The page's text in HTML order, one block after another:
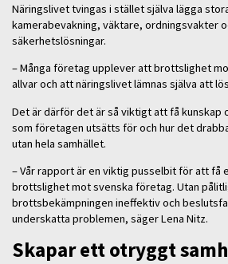
Näringslivet tvingas i stället själva lägga
kamerabevakning, väktare, ordningsvakter
säkerhetslösningar.
– Många företag upplever att brottslighet
allvar och att näringslivet lämnas själva att
Det är därför det är så viktigt att få kunskap
som företagen utsätts för och hur det
utan hela samhället.
– Vår rapport är en viktig pusselbit för att få
brottslighet mot svenska företag. Utan
brottsbekämpningen ineffektiv och
underskatta problemen, säger Lena Nitz.
Skapar ett otryggt